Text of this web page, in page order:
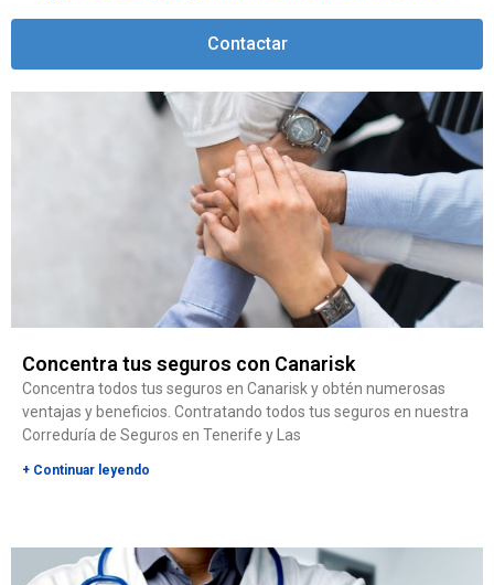
Contactar
Concentra tus seguros con Canarisk
Concentra todos tus seguros en Canarisk y obtén numerosas
ventajas y beneficios. Contratando todos tus seguros en nuestra
Correduría de Seguros en Tenerife y Las
+ Continuar leyendo